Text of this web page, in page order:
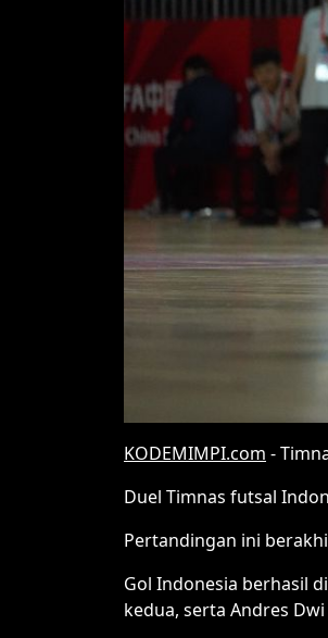
KODEMIMPI.com -
Duel Timnas futsal
Pertandingan ini
Gol Indonesia berhasil
kedua, serta Andres